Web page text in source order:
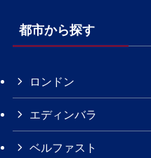
都市から探す
ロンドン
エディンバラ
ベルファスト